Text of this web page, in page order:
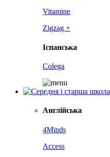
Vitamine
Zigzag +
Іспанська
Colega
Англійська
4Minds
Access